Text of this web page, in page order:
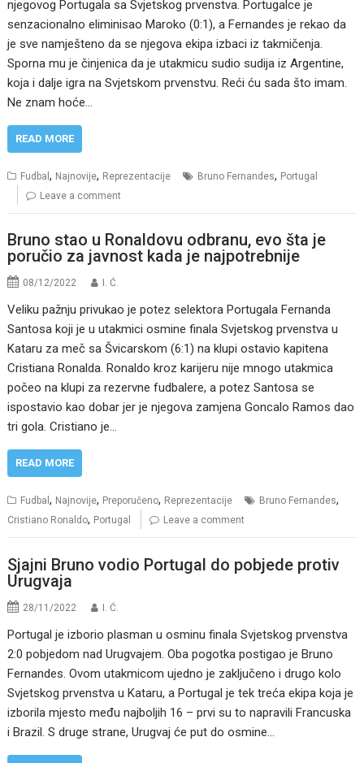
njegovog Portugala sa Svjetskog prvenstva. Portugalce je
senzacionalno eliminisao Maroko (0:1), a Fernandes je rekao da
je sve namješteno da se njegova ekipa izbaci iz takmičenja.
Sporna mu je činjenica da je utakmicu sudio sudija iz Argentine,
koja i dalje igra na Svjetskom prvenstvu. Reći ću sada što imam.
Ne znam hoće…
READ MORE
Fudbal, Najnovije, Reprezentacije Bruno Fernandes, Portugal
Leave a comment
Bruno stao u Ronaldovu odbranu, evo šta je
poručio za javnost kada je najpotrebnije
08/12/2022 I. Ć.
Veliku pažnju privukao je potez selektora Portugala Fernanda
Santosa koji je u utakmici osmine finala Svjetskog prvenstva u
Kataru za meč sa Švicarskom (6:1) na klupi ostavio kapitena
Cristiana Ronalda. Ronaldo kroz karijeru nije mnogo utakmica
počeo na klupi za rezervne fudbalere, a potez Santosa se
ispostavio kao dobar jer je njegova zamjena Goncalo Ramos dao
tri gola. Cristiano je…
READ MORE
Fudbal, Najnovije, Preporučeno, Reprezentacije Bruno Fernandes,
Cristiano Ronaldo, Portugal Leave a comment
Sjajni Bruno vodio Portugal do pobjede protiv
Urugvaja
28/11/2022 I. Ć.
Portugal je izborio plasman u osminu finala Svjetskog prvenstva
2:0 pobjedom nad Urugvajem. Oba pogotka postigao je Bruno
Fernandes. Ovom utakmicom ujedno je zaključeno i drugo kolo
Svjetskog prvenstva u Kataru, a Portugal je tek treća ekipa koja je
izborila mjesto među najboljih 16 – prvi su to napravili Francuska
i Brazil. S druge strane, Urugvaj će put do osmine…